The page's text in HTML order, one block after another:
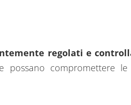
regolati e
possano compromettere le